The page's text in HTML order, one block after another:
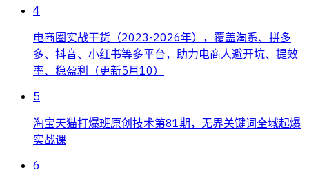
4
电商圈实战干货（2023-2026年），覆盖淘系、拼多
多、抖音、小红书等多平台，助力电商人避开坑、提效
率、稳盈利（更新5月10）
5
淘宝天猫打爆班原创技术第81期，无界关键词全域起爆
实战课
6